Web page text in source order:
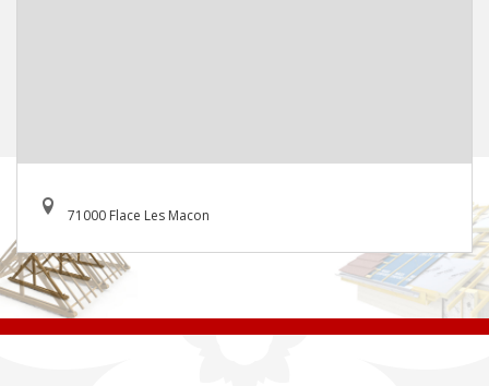
71000 Flace Les Macon